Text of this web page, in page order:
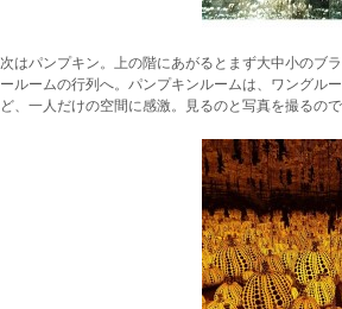
次はパンプキン。上の階にあがるとまず大中小のブ
ールームの行列へ。パンプキンルームは、ワングル
ど、一人だけの空間に感激。見るのと写真を撮るの